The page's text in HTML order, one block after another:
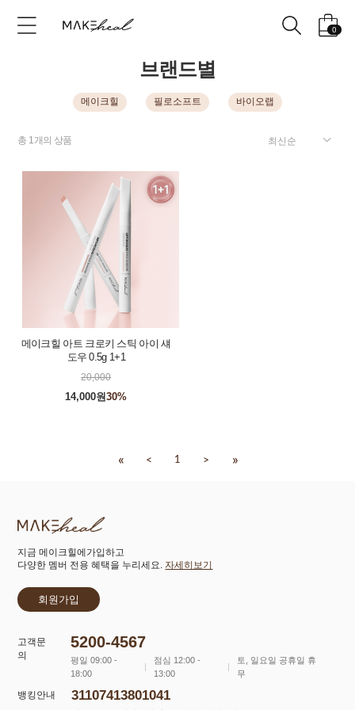
0
브랜드별
메이크힐 필로소프트 바이오랩
총 1개의 상품
메이크힐 아트 크로키 스틱 아이 섀
도우 0.5g 1+1
20,000
14,000원30%
« < 1 > »
지금 메이크힐에가입하고
다양한 멤버 전용 혜택을 누리세요.자세히보기
회원가입
고객문
의
5200-4567
평일 09:00 -
18:00
점심 12:00 -
13:00
토, 일요일 공휴일 휴
무
뱅킹안내 31107413801041